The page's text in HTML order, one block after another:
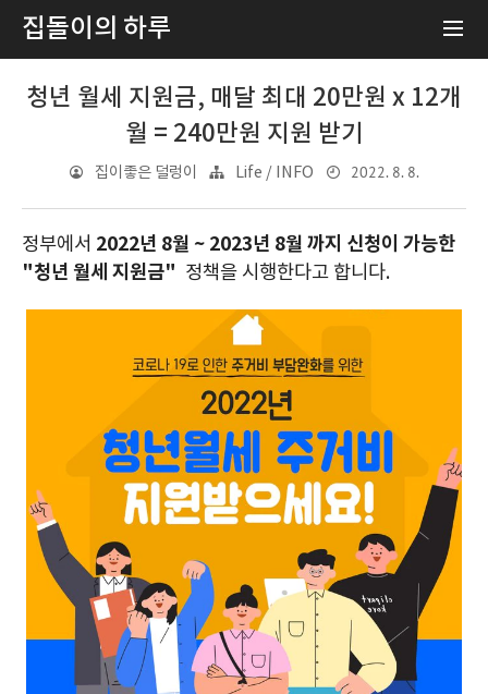
집돌이의 하루
청년 월세 지원금, 매달 최대 20만원 x 12개
월 = 240만원 지원 받기
집이좋은 덜렁이 Life / INFO 2022. 8. 8.
정부에서 2022년 8월 ~ 2023년 8월 까지 신청이 가능한
"청년 월세 지원금" 정책을 시행한다고 합니다.